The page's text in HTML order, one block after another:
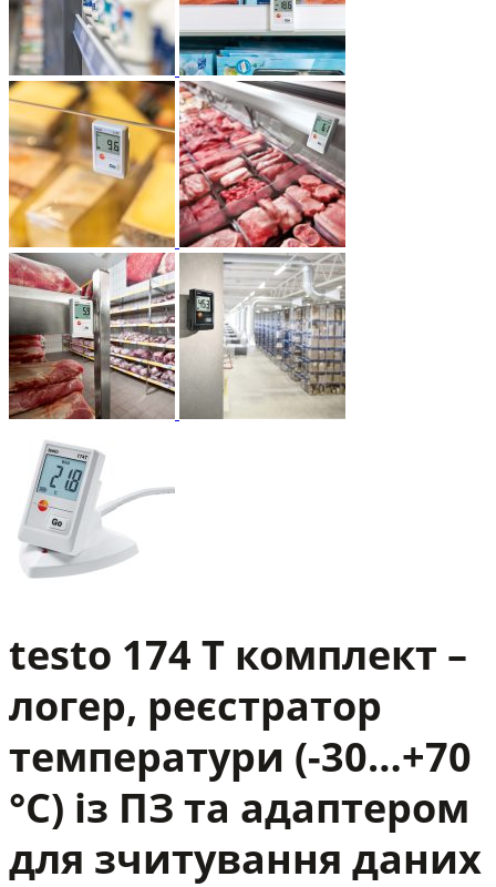
testo 174 T комплект –
логер, реєстратор
температури (-30…+70
°C) із ПЗ та адаптером
для зчитування даних